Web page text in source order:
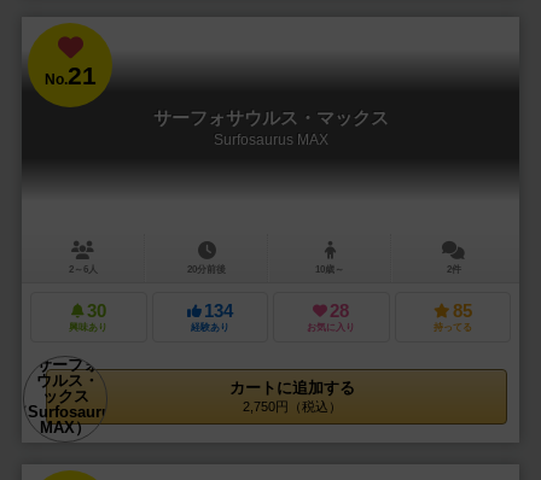
No.21
サーフォサウルス・マックス
Surfosaurus MAX
2～6人 20分前後 10歳～ 2件
30
興味あり
134
経験あり
28
お気に入り
85
持ってる
カートに追加する
2,750円（税込）